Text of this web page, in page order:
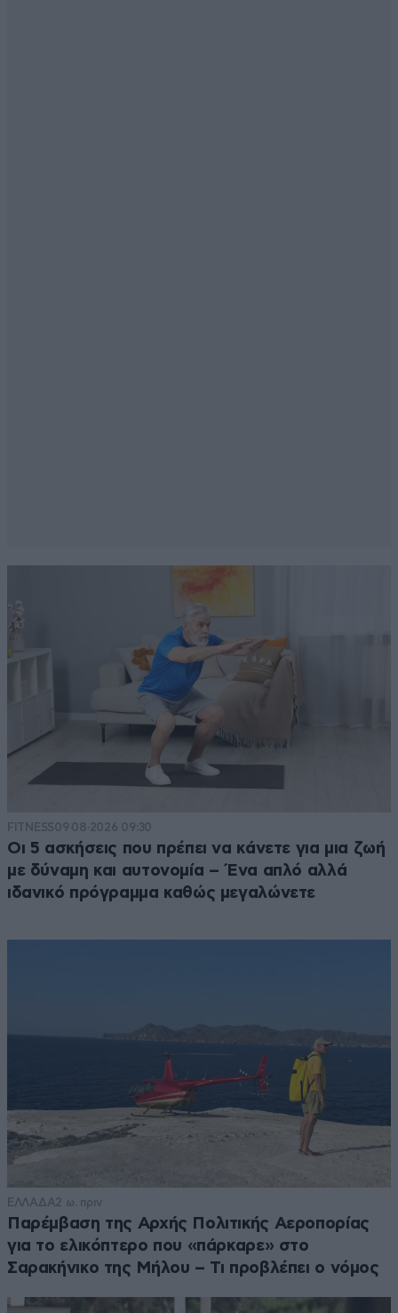
FITNESS09·08·2026 09:30
Οι 5 ασκήσεις που πρέπει να κάνετε για μια ζωή
με δύναμη και αυτονομία – Ένα απλό αλλά
ιδανικό πρόγραμμα καθώς μεγαλώνετε
ΕΛΛΑΔΑ2 ω. πριν
Παρέμβαση της Αρχής Πολιτικής Αεροπορίας
για το ελικόπτερο που «πάρκαρε» στο
Σαρακήνικο της Μήλου – Τι προβλέπει ο νόμος